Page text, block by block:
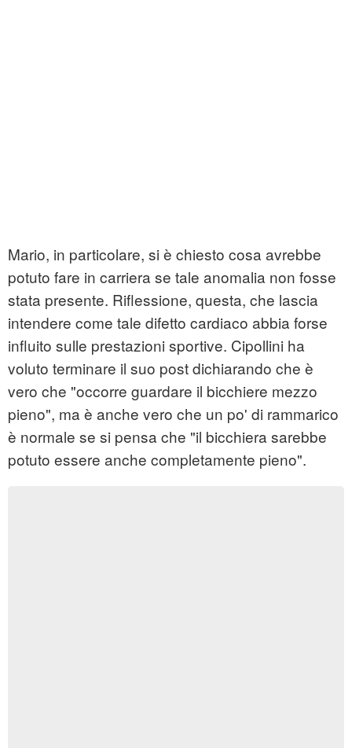
Mario, in particolare, si è chiesto cosa avrebbe
potuto fare in carriera se tale anomalia non fosse
stata presente. Riflessione, questa, che lascia
intendere come tale difetto cardiaco abbia forse
influito sulle prestazioni sportive. Cipollini ha
voluto terminare il suo post dichiarando che è
vero che "occorre guardare il bicchiere mezzo
pieno", ma è anche vero che un po' di rammarico
è normale se si pensa che "il bicchiera sarebbe
potuto essere anche completamente pieno".